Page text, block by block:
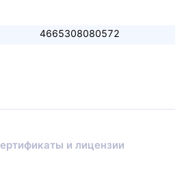
4665308080572
и лицензии